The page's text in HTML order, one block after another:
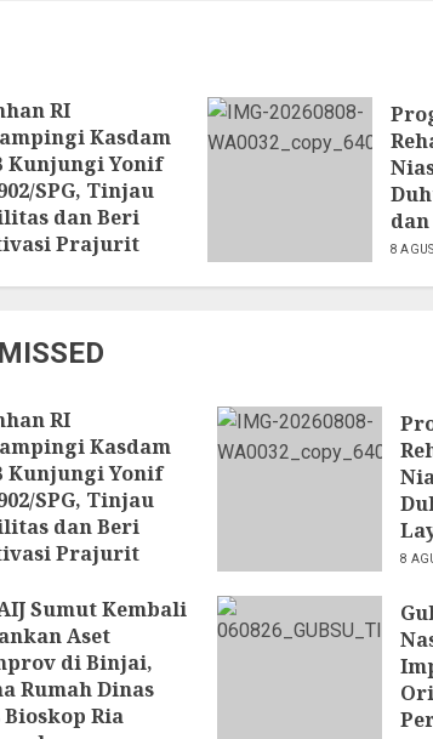
RI
Kasdam
Kunjungi Yonif
SPG, Tinjau
dan Beri
Prajurit
8
RI
Kasdam
Kunjungi Yonif
SPG, Tinjau
dan Beri
Prajurit
8
Sumut Kembali
Aset
di Binjai,
Rumah Dinas
Bioskop Ria